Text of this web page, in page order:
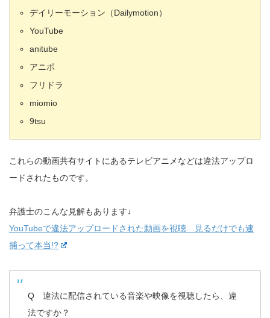
デイリーモーション（Dailymotion）
YouTube
anitube
アニポ
フリドラ
miomio
9tsu
これらの動画共有サイトにあるテレビアニメなどは違法アップロ
ードされたものです。
弁護士のこんな見解もあります↓
YouTubeで違法アップロードされた動画を視聴…見るだけでも逮
捕って本当!?
Q 違法に配信されている音楽や映像を視聴したら、違
法ですか？